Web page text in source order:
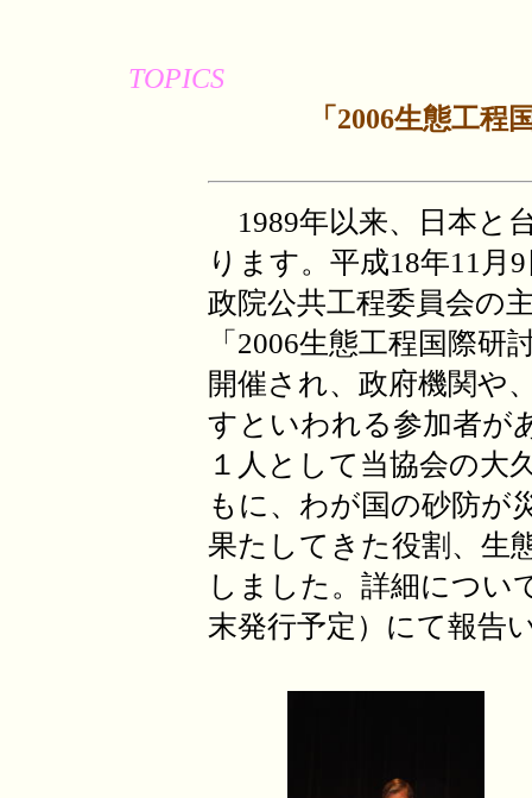
TOPICS
「2006生態工
1989年以来、日本と
ります。平成18年11月
政院公共工程委員会の
「2006生態工程国際
開催され、政府機関や
すといわれる参加者が
１人として当協会の大
もに、わが国の砂防が
果たしてきた役割、生
しました。詳細につい
末発行予定）にて報告